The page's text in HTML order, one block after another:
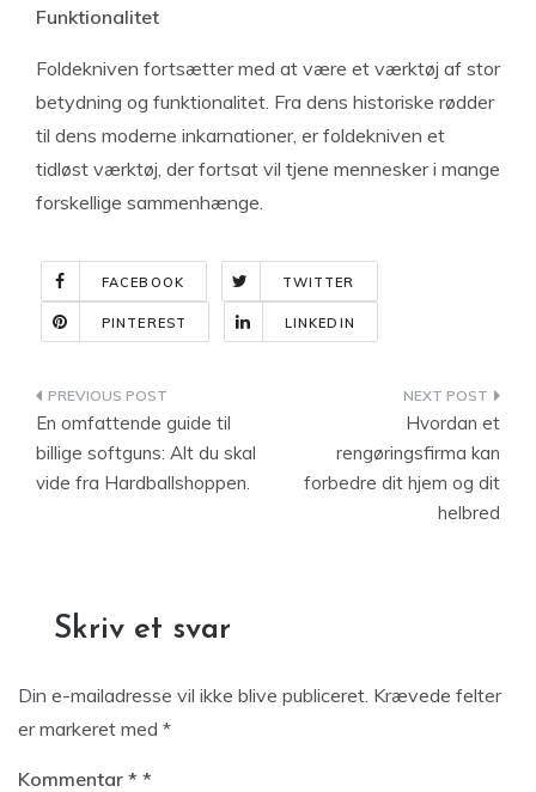
Funktionalitet
Foldekniven fortsætter med at være et værktøj af stor
betydning og funktionalitet. Fra dens historiske rødder
til dens moderne inkarnationer, er foldekniven et
tidløst værktøj, der fortsat vil tjene mennesker i mange
forskellige sammenhænge.
FACEBOOK TWITTER
PINTEREST LINKEDIN
Indlægsnavigation
En omfattende guide til
billige softguns: Alt du skal
vide fra Hardballshoppen.
Hvordan et
rengøringsfirma kan
forbedre dit hjem og dit
helbred
Skriv et svar
Din e-mailadresse vil ikke blive publiceret. Krævede felter
er markeret med *
Kommentar *